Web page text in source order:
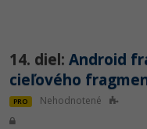
14. diel: Android
cieľového
PRO Nehodnotené